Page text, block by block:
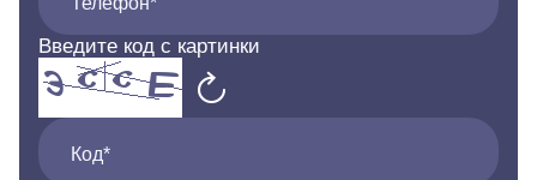
Введите код с картинки
Код*